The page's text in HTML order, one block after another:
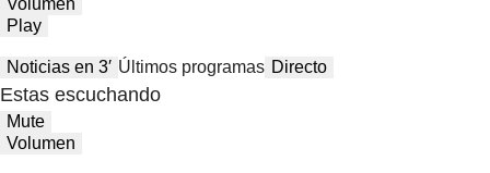
Volumen
Play
Noticias en 3′ Últimos programas Directo
Estas escuchando
Mute
Volumen